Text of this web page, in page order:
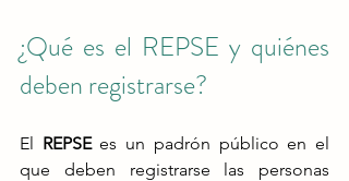
¿Qué es el REPSE y quiénes
deben registrarse?
El REPSE es un padrón público en el
que deben registrarse las personas